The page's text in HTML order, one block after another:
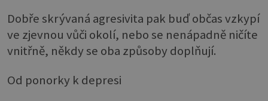
Dobře skrývaná agresivita pak buď občas vzkypí
ve zjevnou vůči okolí, nebo se nenápadně ničíte
vnitřně, někdy se oba způsoby doplňují.
Od ponorky k depresi